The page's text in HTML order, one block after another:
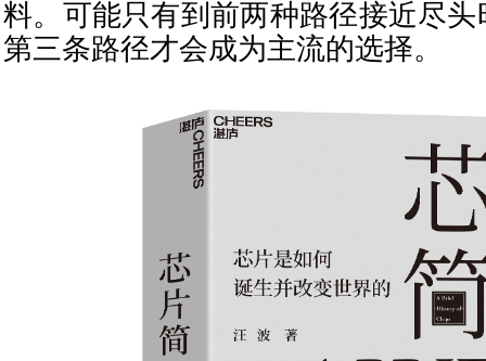
料。可能只有到前两种路径接近尽头
第三条路径才会成为主流的选择。